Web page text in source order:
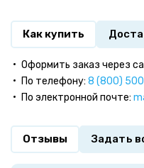
Как купить
Оформить заказ через
По телефону: 8 (800)
По электронной почте:
Отзывы Задать